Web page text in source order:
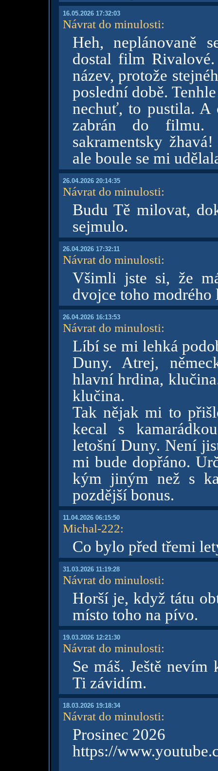
16.05.2026 17:32:03
Návrat do minulosti:
Heh, neplánovaně
dostal film
název, protože
poslední době.
nechuť, to pustila.
zabrán do filmu.
sakramentsky
ale boule se mi
26.04.2026 20:14:35
Návrat do minulosti:
Budu Tě milovat,
sejmulo.
26.04.2026 17:32:11
Návrat do minulosti:
Všimli jste si, že
dvojce toho modrého
26.04.2026 16:13:53
Návrat do minulosti:
Líbí se mi lehká
Duny. Atrej,
hlavní hrdina,
klučina.
Tak nějak mi to
kecal s
letošní Duny. Není
mi bude dopřáno.
kým jiným než s
pozdější bonus.
11.04.2026 06:15:50
Michal-222:
Co bylo před třemi
31.03.2026 11:19:28
Návrat do minulosti:
Horší je, když tátu
místo toho na pívo.
19.03.2026 12:21:30
Návrat do minulosti:
Se máš. Ještě
Ti závidím.
18.03.2026 19:18:34
Návrat do minulosti:
Prosinec 2026
https://